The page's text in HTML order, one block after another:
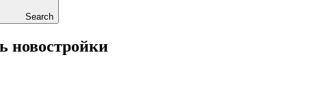
Search
новостройки